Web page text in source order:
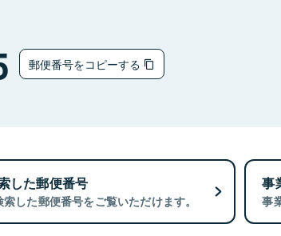
郵便番号をコピーする
した郵便番号
した郵便番号をご覧いただけます。
事
事